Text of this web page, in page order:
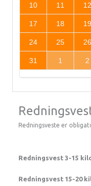
10 11 12
17 18 19
24 25 26
31 1 2
Redningsveste er
Redningsvest 3-15
Redningsvest 15-20